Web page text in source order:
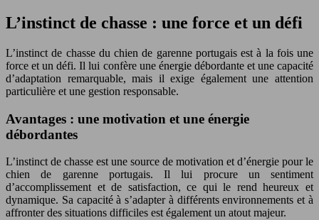
L’instinct de chasse : une force et un défi
L’instinct de chasse du chien de garenne portugais est à la fois une
force et un défi. Il lui confère une énergie débordante et une capacité
d’adaptation remarquable, mais il exige également une attention
particulière et une gestion responsable.
Avantages : une motivation et une énergie
débordantes
L’instinct de chasse est une source de motivation et d’énergie pour le
chien de garenne portugais. Il lui procure un sentiment
d’accomplissement et de satisfaction, ce qui le rend heureux et
dynamique. Sa capacité à s’adapter à différents environnements et à
affronter des situations difficiles est également un atout majeur.